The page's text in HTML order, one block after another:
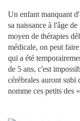
Un enfant manquant
sa naissance à l'âge
moyen de thérapies
médicale, on peut
qui a été
de 5 ans, c'est
cérébrales auront subi
nomme ces petits des